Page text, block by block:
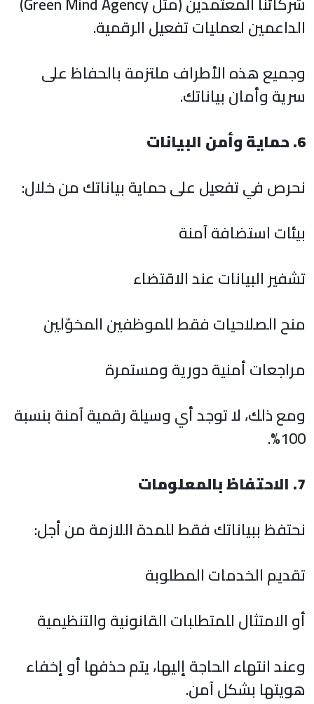
الداعمين لعمليات تفعيل الرقمية.
وجميع هذه الأطراف ملتزمة بالحفاظ على
سرية وأمان بياناتك.
6. حماية وأمن البيانات
نحرص في تفعيل على حماية بياناتك من خلال:
بيئات استضافة آمنة
تشفير البيانات عند الاقتضاء
منح الصلاحيات فقط للموظفين المخوّلين
مراجعات أمنية دورية ومستمرة
ومع ذلك، لا توجد أي وسيلة رقمية آمنة بنسبة
100%.
7. الاحتفاظ بالمعلومات
نحتفظ ببياناتك فقط للمدة اللازمة من أجل:
تقديم الخدمات المطلوبة
أو الامتثال للمتطلبات القانونية والتنظيمية
وعند انتهاء الحاجة إليها، يتم حذفها أو إخفاء
هويتها بشكل آمن.